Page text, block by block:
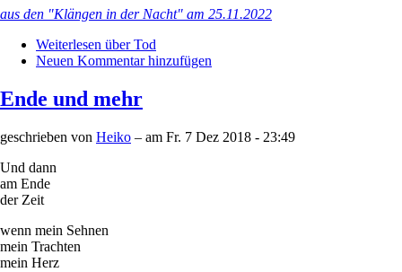
aus den "Klängen in der Nacht" am 25.11.2022
Weiterlesen über Tod
Neuen Kommentar hinzufügen
Ende und mehr
geschrieben von Heiko – am Fr. 7 Dez 2018 - 23:49
Und dann
am Ende
der Zeit
wenn mein Sehnen
mein Trachten
mein Herz